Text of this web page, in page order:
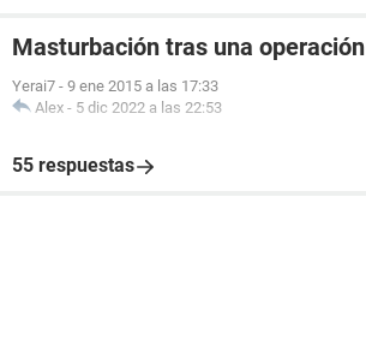
Masturbación tras una operación
Yerai7 - 9 ene 2015 a las 17:33
Alex - 5 dic 2022 a las 22:53
55 respuestas